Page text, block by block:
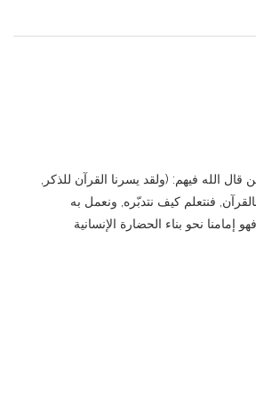
قال الله فيهم: (ولقد يسرنا القرآن للذكر,
فنتعلم كيف نتدبّره, ونعمل به
إمامنا نحو بناء الحضارة الإنسانية